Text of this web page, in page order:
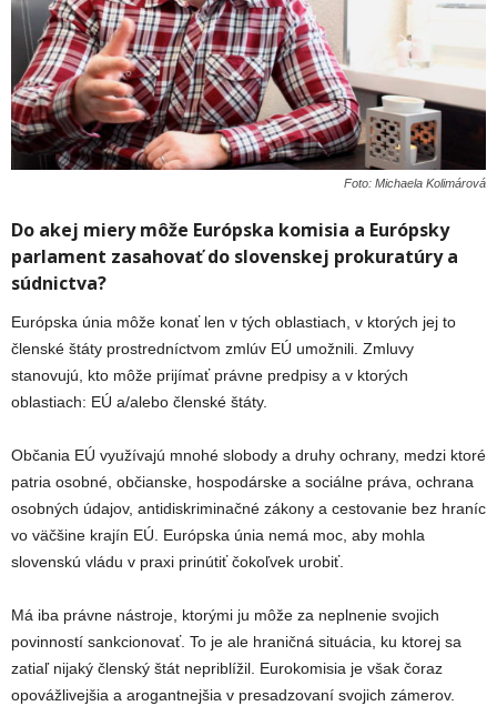
Foto: Michaela Kolimárová
Do akej miery môže Európska komisia a Európsky
parlament zasahovať do slovenskej prokuratúry a
súdnictva?
Európska únia môže konať len v tých oblastiach, v ktorých jej to
členské štáty prostredníctvom zmlúv EÚ umožnili. Zmluvy
stanovujú, kto môže prijímať právne predpisy a v ktorých
oblastiach: EÚ a/alebo členské štáty.
Občania EÚ využívajú mnohé slobody a druhy ochrany, medzi ktoré
patria osobné, občianske, hospodárske a sociálne práva, ochrana
osobných údajov, antidiskriminačné zákony a cestovanie bez hraníc
vo väčšine krajín EÚ. Európska únia nemá moc, aby mohla
slovenskú vládu v praxi prinútiť čokoľvek urobiť.
Má iba právne nástroje, ktorými ju môže za neplnenie svojich
povinností sankcionovať. To je ale hraničná situácia, ku ktorej sa
zatiaľ nijaký členský štát nepriblížil. Eurokomisia je však čoraz
opovážlivejšia a arogantnejšia v presadzovaní svojich zámerov.